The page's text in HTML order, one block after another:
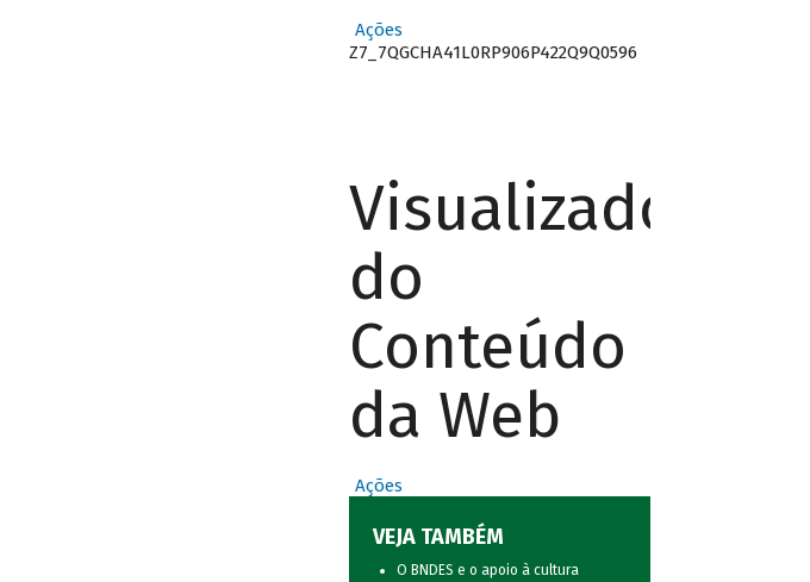
Ações
Z7_7QGCHA41L0RP906P422Q9Q0596
Visualizador
do
Conteúdo
da Web
Ações
VEJA TAMBÉM
O BNDES e o apoio à cultura